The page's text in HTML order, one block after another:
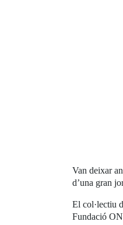
Van deixar
d’una gran
El col·lectiu
Fundació